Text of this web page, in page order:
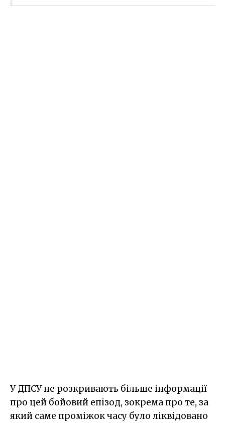
У ДПСУ не розкривають більше інформації
про цей бойовий епізод, зокрема про те, за
який саме проміжок часу було ліквідовано